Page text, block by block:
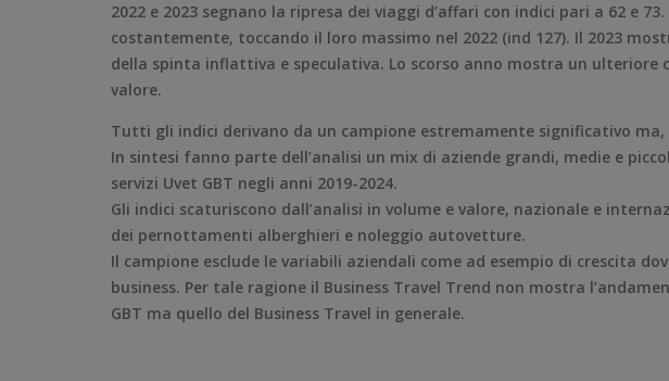
2022 e 2023 segnano la ripresa dei viaggi d’affari con indici pari a 62 e
costantemente, toccando il loro massimo nel 2022 (ind 127). Il 2023
della spinta inflattiva e speculativa. Lo scorso anno mostra un ulteriore
valore.
Tutti gli indici derivano da un campione estremamente significativo
In sintesi fanno parte dell’analisi un mix di aziende grandi, medie e
servizi Uvet GBT negli anni 2019-2024.
Gli indici scaturiscono dall’analisi in volume e valore, nazionale e
dei pernottamenti alberghieri e noleggio autovetture.
Il campione esclude le variabili aziendali come ad esempio di crescita
business. Per tale ragione il Business Travel Trend non mostra
GBT ma quello del Business Travel in generale.